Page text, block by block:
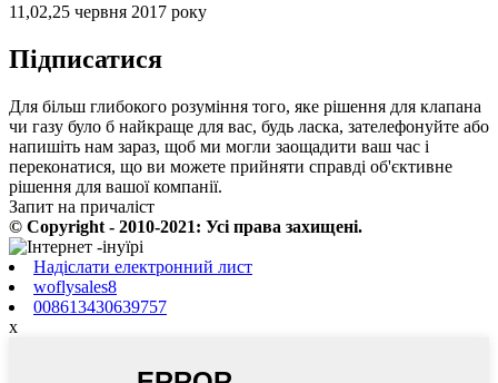
11,02,25 червня 2017 року
Підписатися
Для більш глибокого розуміння того, яке рішення для клапана
чи газу було б найкраще для вас, будь ласка, зателефонуйте або
напишіть нам зараз, щоб ми могли заощадити ваш час і
переконатися, що ви можете прийняти справді об'єктивне
рішення для вашої компанії.
Запит на причаліст
© Copyright - 2010-2021: Усі права захищені.
Надіслати електронний лист
woflysales8
008613430639757
x